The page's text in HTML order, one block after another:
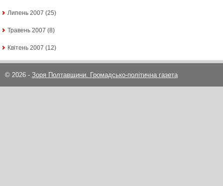
Липень 2007 (25)
Травень 2007 (8)
Квітень 2007 (12)
© 2026 - Зоря Полтавщини. Громадсько-політична газета